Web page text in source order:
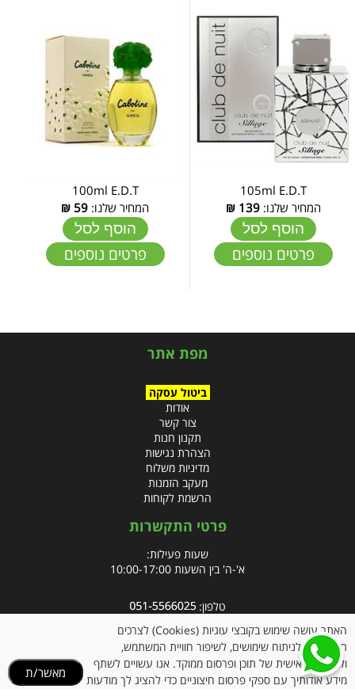
105ml E.D.T
המחיר שלנו: 139
₪
הוסף לסל
פרטים נוספים
100ml E.D.T
המחיר שלנו: 59
₪
הוסף לסל
פרטים נוספים
מפת אתר
ביטול עסקה
אודות
צור קשר
תקנון חנות
הצהרת נגישות
מדיניות משלוח
מעקב הזמנות
הרשמת לקוחות
פרטי התקשרות
שעות פעילות:
א'-ה' בין השעות 10:00-17:00
טלפון:
אימייל:info@clubpharm.co.il
כתובת : קניון M הדרך, צומת ינאי, מושב בית חירות 40291
האתר עושה שימוש בקובצי עוגיות (Cookies) לצרכים
תפעוליים, לניתוח שימושים, לשיפור חוויית המשתמש,
ולהתאמה אישית של תוכן ופרסום ממוקד. אנו עשויים לשתף
מידע אודותיך עם ספקי פרסום חיצוניים כדי להציג לך מודעות
מאשר/ת